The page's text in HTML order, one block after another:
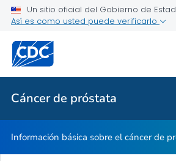
Un sitio oficial del Gobierno de
Así es como usted puede verificarlo
Cáncer de próstata
Consejos de salud acerca del cáncer de
Temas relacionados
Cáncer De Próstata
Información básica sobre el cáncer de